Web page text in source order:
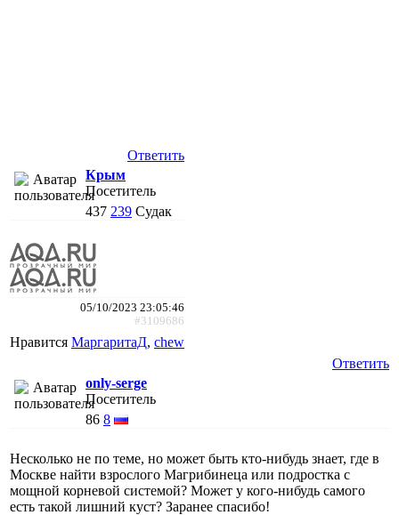
Ответить
Крым
Посетитель
437 239 Судак
05/10/2023 23:05:46
#3109686
Нравится МаргаритаД, chew
Ответить
only-serge
Посетитель
86 8
Несколько не по теме, но может быть кто-нибудь знает, где в
Москве найти взрослого Магрибинеца или подростка с
мощной корневой системой? Может у кого-нибудь самого
есть такой лишний куст? Заранее спасибо!